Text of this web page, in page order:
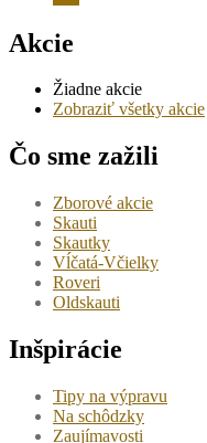
Akcie
Žiadne akcie
Zobraziť všetky akcie
Čo sme zažili
Zborové akcie
Skauti
Skautky
Vĺčatá-Včielky
Roveri
Oldskauti
Inšpirácie
Tipy na výpravu
Na schôdzky
Zaujímavosti